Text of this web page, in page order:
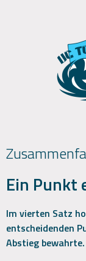
Ein Punkt
Im vierten Satz
entscheidenden
Abstieg bewahrte.